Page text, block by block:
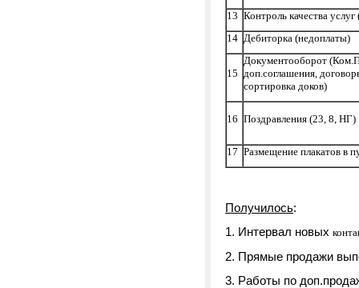
13 Контроль качества
14 Дебиторка (недоплаты)
15
Документооборот
доп.соглашения,
сортировка доков)
16 Поздравления (23, 8, НГ)
17 Размещение плакатов в
Получилось:
1. Интервал новых
2. Прямые продажи
3. Работы по